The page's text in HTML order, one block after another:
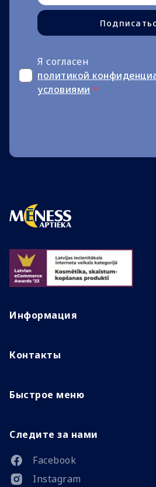
Я согласен
политикой
условиями *
Информация
Контакты
Быстрое меню
Следите за нами
Facebook
Instagram